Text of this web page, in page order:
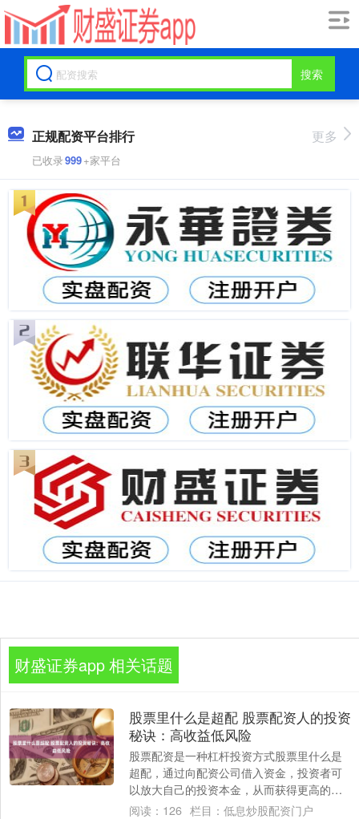
搜索
正规配资平台排行
已收录999+家平台
更多
财盛证券app 相关话题
股票里什么是超配 股票配资人的投资
秘诀：高收益低风险
股票配资是一种杠杆投资方式股票里什么是
超配，通过向配资公司借入资金，投资者可
以放大自己的投资本金，从而获得更高的收
益。然而，股票配资也存在一定的风险，因
阅读： 126 栏目： 低息炒股配资门户